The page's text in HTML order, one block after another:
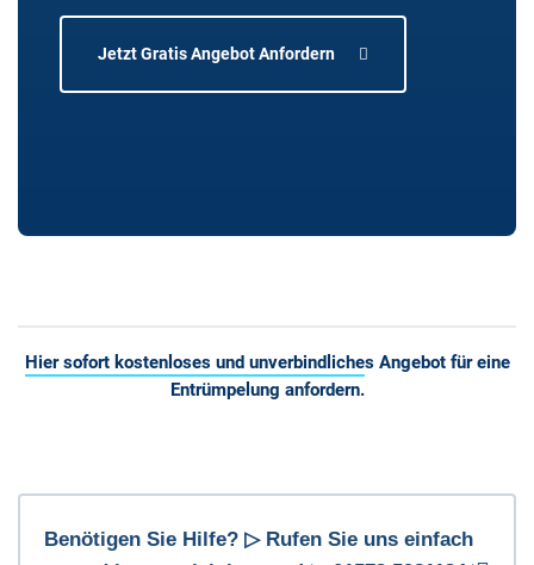
Jetzt Gratis Angebot Anfordern
Hier sofort kostenloses und unverbindliches Angebot für eine
Entrümpelung anfordern.
Benötigen Sie Hilfe? ▷ Rufen Sie uns einfach